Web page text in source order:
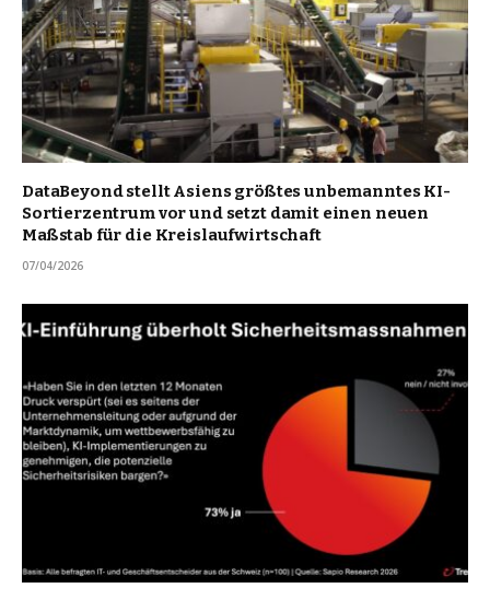
DataBeyond stellt Asiens größtes unbemanntes KI-
Sortierzentrum vor und setzt damit einen neuen
Maßstab für die Kreislaufwirtschaft
07/04/2026